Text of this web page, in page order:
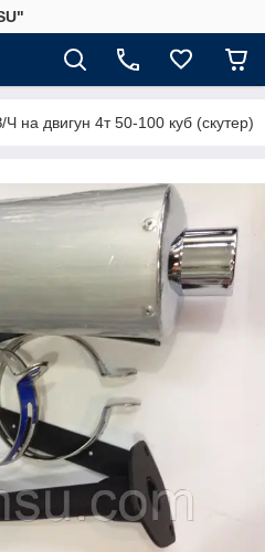
Ч на двигун 4т 50-100 куб (скутер)